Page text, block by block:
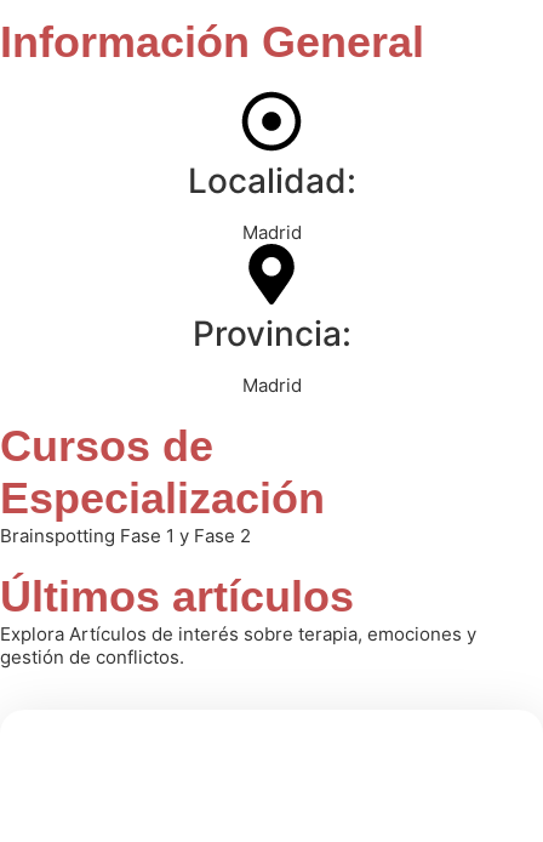
Información General
Localidad:
Madrid
Provincia:
Madrid
Cursos de
Especialización
Brainspotting Fase 1 y Fase 2
Últimos artículos
Explora Artículos de interés sobre terapia, emociones y
gestión de conflictos.